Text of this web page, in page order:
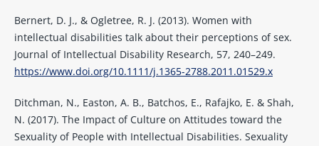
Bernert, D. J., & Ogletree, R. J. (2013). Women with
intellectual disabilities talk about their perceptions of sex.
Journal of Intellectual Disability Research, 57, 240–249.
https://www.doi.org/10.1111/j.1365-2788.2011.01529.x
Ditchman, N., Easton, A. B., Batchos, E., Rafajko, E. & Shah,
N. (2017). The Impact of Culture on Attitudes toward the
Sexuality of People with Intellectual Disabilities. Sexuality